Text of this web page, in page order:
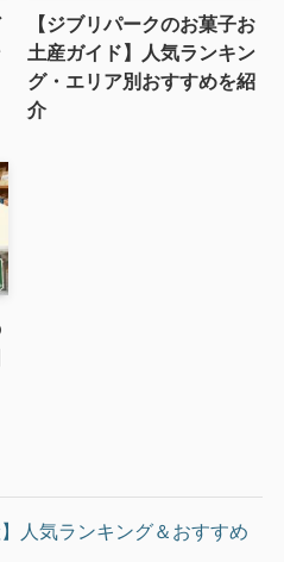
【ジブリパークのお菓子お
土産ガイド】人気ランキン
グ・エリア別おすすめを紹
介
人気ランキング＆おすすめ